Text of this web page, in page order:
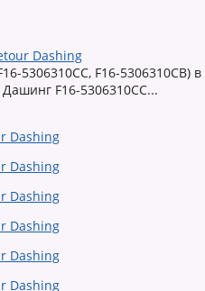
Dashing
5306310CC, F16-5306310CB) в
F16-5306310CC...